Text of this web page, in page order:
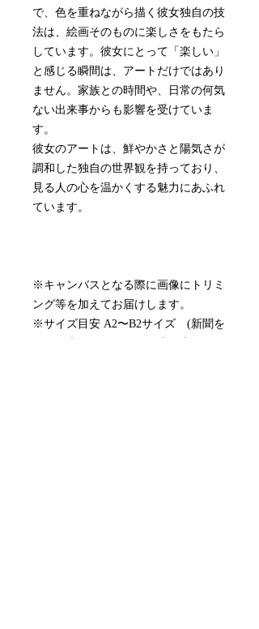
で、色を重ねながら描く彼女独自の技
法は、絵画そのものに楽しさをもたら
しています。彼女にとって「楽しい」
と感じる瞬間は、アートだけではあり
ません。家族との時間や、日常の何気
ない出来事からも影響を受けていま
す。
彼女のアートは、鮮やかさと陽気さが
調和した独自の世界観を持っており、
見る人の心を温かくする魅力にあふれ
ています。
※キャンバスとなる際に画像にトリミ
ング等を加えてお届けします。
※サイズ目安 A2〜B2サイズ (新聞を